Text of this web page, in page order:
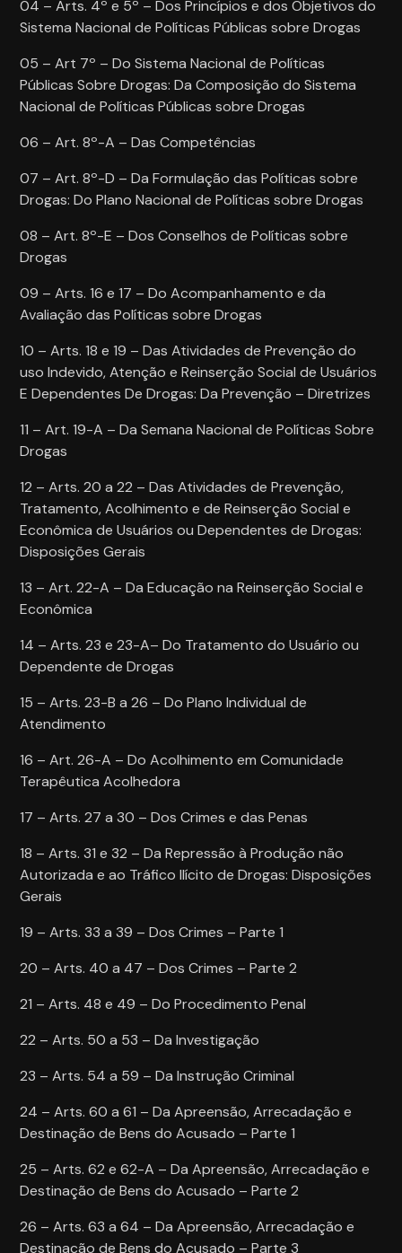
04 – Arts. 4º e 5º – Dos Princípios e dos Objetivos do
Sistema Nacional de Políticas Públicas sobre Drogas
05 – Art 7º – Do Sistema Nacional de Políticas
Públicas Sobre Drogas: Da Composição do Sistema
Nacional de Políticas Públicas sobre Drogas
06 – Art. 8º-A – Das Competências
07 – Art. 8º-D – Da Formulação das Políticas sobre
Drogas: Do Plano Nacional de Políticas sobre Drogas
08 – Art. 8º-E – Dos Conselhos de Políticas sobre
Drogas
09 – Arts. 16 e 17 – Do Acompanhamento e da
Avaliação das Políticas sobre Drogas
10 – Arts. 18 e 19 – Das Atividades de Prevenção do
uso Indevido, Atenção e Reinserção Social de Usuários
E Dependentes De Drogas: Da Prevenção – Diretrizes
11 – Art. 19-A – Da Semana Nacional de Políticas Sobre
Drogas
12 – Arts. 20 a 22 – Das Atividades de Prevenção,
Tratamento, Acolhimento e de Reinserção Social e
Econômica de Usuários ou Dependentes de Drogas:
Disposições Gerais
13 – Art. 22-A – Da Educação na Reinserção Social e
Econômica
14 – Arts. 23 e 23-A– Do Tratamento do Usuário ou
Dependente de Drogas
15 – Arts. 23-B a 26 – Do Plano Individual de
Atendimento
16 – Art. 26-A – Do Acolhimento em Comunidade
Terapêutica Acolhedora
17 – Arts. 27 a 30 – Dos Crimes e das Penas
18 – Arts. 31 e 32 – Da Repressão à Produção não
Autorizada e ao Tráfico Ilícito de Drogas: Disposições
Gerais
19 – Arts. 33 a 39 – Dos Crimes – Parte 1
20 – Arts. 40 a 47 – Dos Crimes – Parte 2
21 – Arts. 48 e 49 – Do Procedimento Penal
22 – Arts. 50 a 53 – Da Investigação
23 – Arts. 54 a 59 – Da Instrução Criminal
24 – Arts. 60 a 61 – Da Apreensão, Arrecadação e
Destinação de Bens do Acusado – Parte 1
25 – Arts. 62 e 62-A – Da Apreensão, Arrecadação e
Destinação de Bens do Acusado – Parte 2
26 – Arts. 63 a 64 – Da Apreensão, Arrecadação e
Destinação de Bens do Acusado – Parte 3